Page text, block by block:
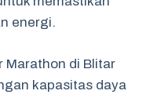
energi.
Marathon di Blitar
kapasitas daya